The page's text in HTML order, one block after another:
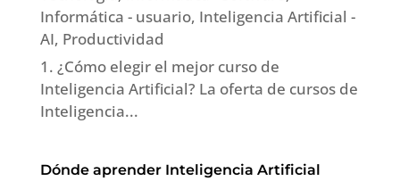
Informática - usuario, Inteligencia Artificial -
AI, Productividad
1. ¿Cómo elegir el mejor curso de
Inteligencia Artificial? La oferta de cursos de
Inteligencia...
Dónde aprender Inteligencia Artificial